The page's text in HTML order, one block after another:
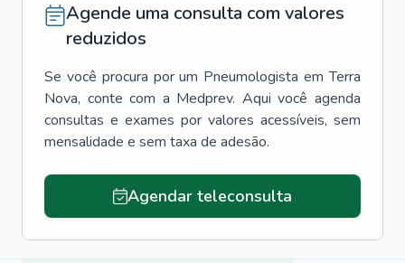
Agende uma consulta com valores
reduzidos
Se você procura por um Pneumologista em Terra
Nova, conte com a Medprev. Aqui você agenda
consultas e exames por valores acessíveis, sem
mensalidade e sem taxa de adesão.
Agendar teleconsulta